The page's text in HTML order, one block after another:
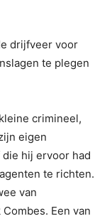
drijfveer voor
te plegen
crimineel,
eigen
hij ervoor had
te richten.
van
Een van